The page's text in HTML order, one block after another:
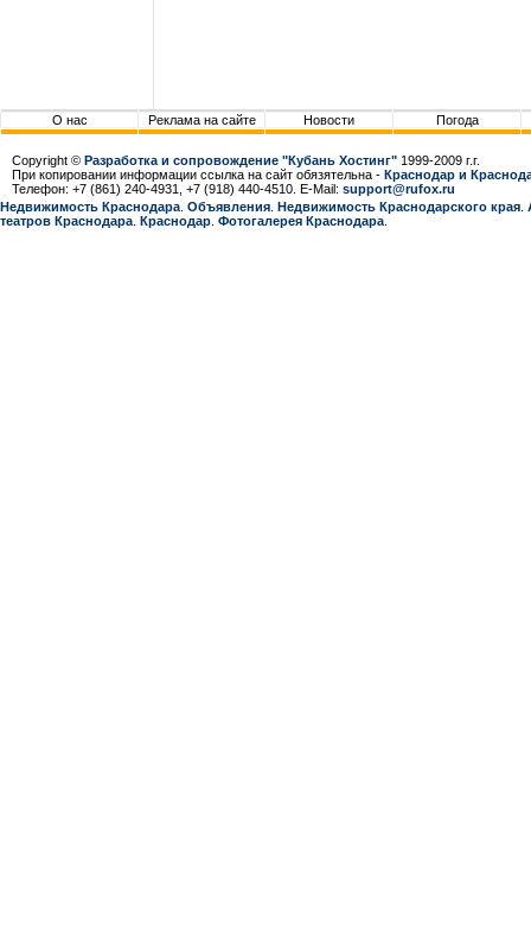
О нас Реклама на сайте Новости Погода
Copyright © Разработка и сопровождение "Кубань Хостинг" 1999-2009 г.г.
При копировании информации ссылка на сайт обязятельна - Краснодар и
Телефон: +7 (861) 240-4931, +7 (918) 440-4510. E-Mail: support@rufox.ru
Недвижимость Краснодара Объявления Недвижимость Краснодарcкого края
театров Краснодара Краснодар Фотогалерея Краснодара